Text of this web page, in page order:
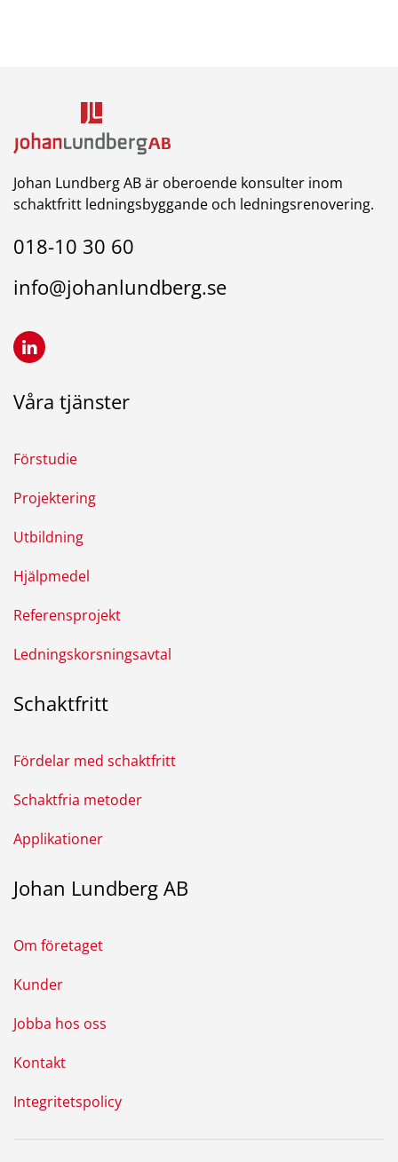
Johan Lundberg AB är oberoende konsulter inom
schaktfritt ledningsbyggande och ledningsrenovering.
018-10 30 60
info@johanlundberg.se
Våra tjänster
Förstudie
Projektering
Utbildning
Hjälpmedel
Referensprojekt
Ledningskorsningsavtal
Schaktfritt
Fördelar med schaktfritt
Schaktfria metoder
Applikationer
Johan Lundberg AB
Om företaget
Kunder
Jobba hos oss
Kontakt
Integritetspolicy